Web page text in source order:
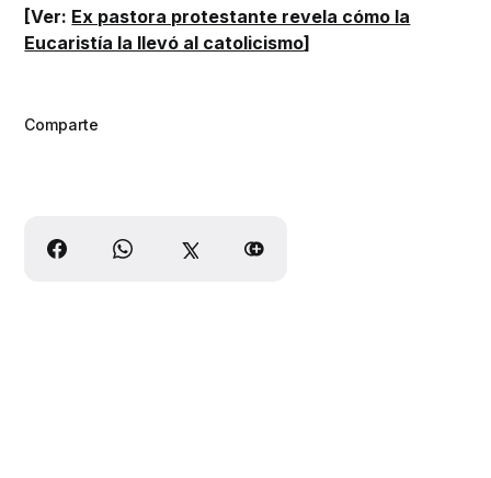
[Ver: Ex pastora protestante revela cómo la
Eucaristía la llevó al catolicismo]
Comparte